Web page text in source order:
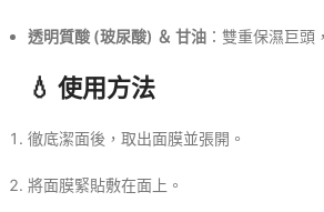
透明質酸 (玻尿酸) ＆ 甘油 ：雙重保濕巨頭
💧 使用方法
徹底潔面後，取出面膜並張開。
將面膜緊貼敷在面上。